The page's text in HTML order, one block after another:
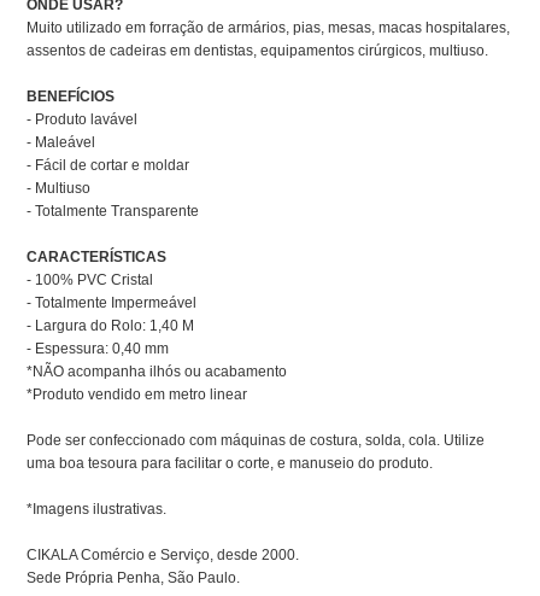
ONDE USAR?
Muito utilizado em forração de armários, pias, mesas, macas hospitalares,
assentos de cadeiras em dentistas, equipamentos cirúrgicos, multiuso.
BENEFÍCIOS
- Produto lavável
- Maleável
- Fácil de cortar e moldar
- Multiuso
- Totalmente Transparente
CARACTERÍSTICAS
- 100% PVC Cristal
- Totalmente Impermeável
- Largura do Rolo: 1,40 M
- Espessura: 0,40 mm
*NÃO acompanha ilhós ou acabamento
*Produto vendido em metro linear
Pode ser confeccionado com máquinas de costura, solda, cola. Utilize
uma boa tesoura para facilitar o corte, e manuseio do produto.
*Imagens ilustrativas.
CIKALA Comércio e Serviço, desde 2000.
Sede Própria Penha, São Paulo.